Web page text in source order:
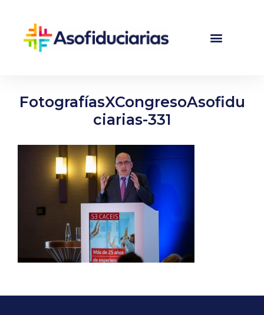
FotografíasXCongresoAsofidu
ciarias-331